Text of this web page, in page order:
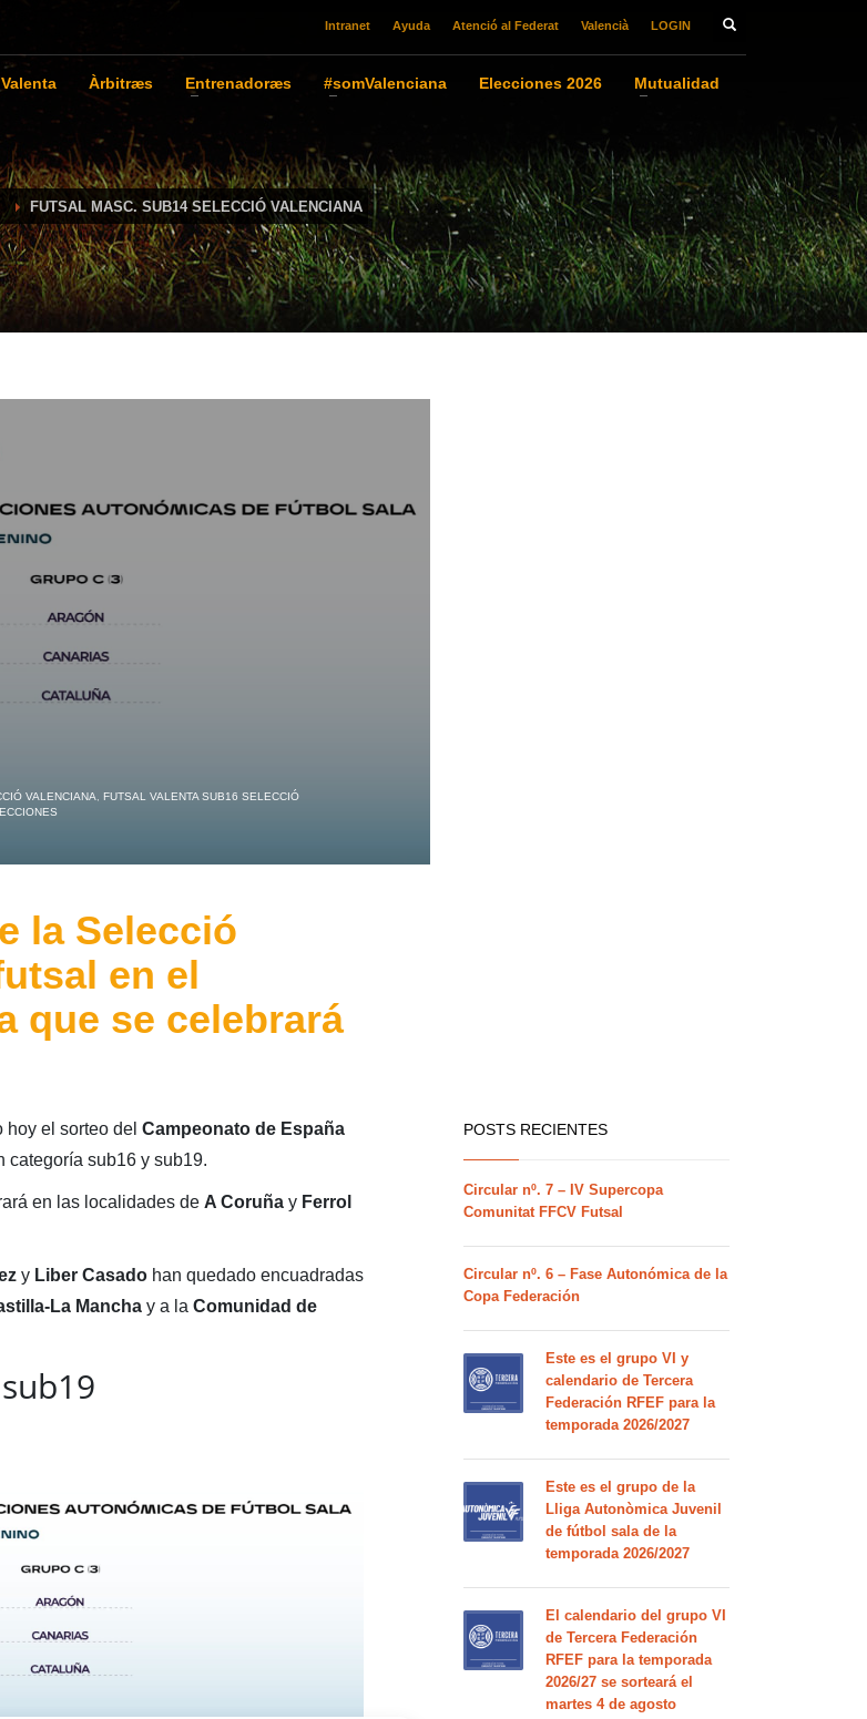
Intranet Ayuda Atenció al Federat Valencià LOGIN
Valenta Àrbitræs Entrenadoræs #somValenciana Elecciones 2026
Mutualidad
FUTSAL MASC. SUB14 SELECCIÓ VALENCIANA
VALENCIANA, FUTSAL VALENTA SUB16 SELECCIÓ
la Selecció
en el
que se celebrará
hoy el sorteo del Campeonato de España
categoría sub16 y sub19.
en las localidades de A Coruña y Ferrol
y Liber Casadohan quedado encuadradas
La Mancha y a la Comunidad de
POSTS RECIENTES
Circular nº. 7 – IV Supercopa
Comunitat FFCV Futsal
Circular nº. 6 – Fase Autonómica de la
Copa Federación
Este es el grupo VI y
calendario de Tercera
Federación RFEF para la
temporada 2026/2027
Este es el grupo de la
Lliga Autonòmica Juvenil
de fútbol sala de la
temporada 2026/2027
El calendario del grupo VI
de Tercera Federación
RFEF para la temporada
2026/27 se sorteará el
martes 4 de agosto